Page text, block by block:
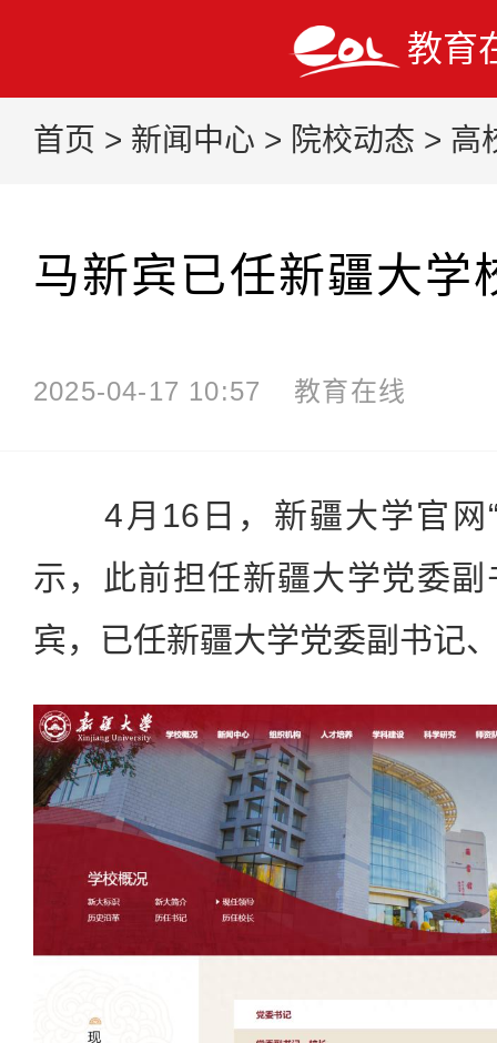
教育
首页 > 新闻中心 > 院校动态 > 高
马新宾已任新疆大学
2025-04-17 10:57 教育在线
4月16日，新疆大学官网“
示，此前担任新疆大学党委
宾，已任新疆大学党委副书记